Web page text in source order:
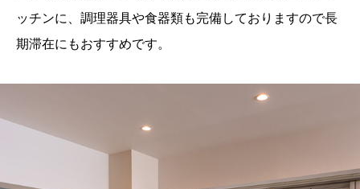
ッチンに、調理器具や食器類も完備しておりますので長
期滞在にもおすすめです。